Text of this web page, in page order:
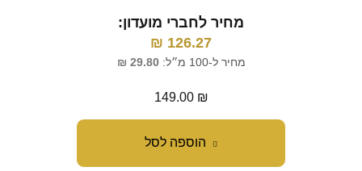
הוספה לסל
מחיר לחברי מועדון:
126.27
₪
מחיר ל-100 מ״ל: 29.80
₪
149.00 ₪